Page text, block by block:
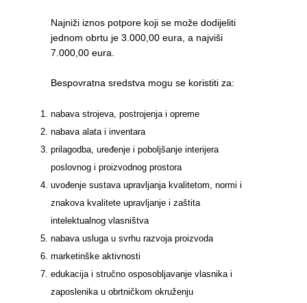
Najniži iznos potpore koji se može dodijeliti
jednom obrtu je 3.000,00 eura, a najviši
7.000,00 eura.
Bespovratna sredstva mogu se koristiti za:
nabava strojeva, postrojenja i opreme
nabava alata i inventara
prilagodba, uređenje i poboljšanje interijera
poslovnog i proizvodnog prostora
uvođenje sustava upravljanja kvalitetom, normi i
znakova kvalitete upravljanje i zaštita
intelektualnog vlasništva
nabava usluga u svrhu razvoja proizvoda
marketinške aktivnosti
edukacija i stručno osposobljavanje vlasnika i
zaposlenika u obrtničkom okruženju